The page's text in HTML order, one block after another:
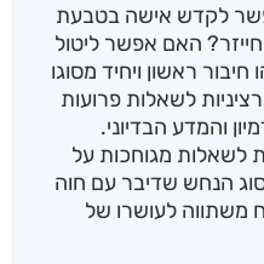
לקדש אישה בטבעת
האם אפשר ליטול
ראשון ויחיד מסוגו
לשאלות פרועות
והמדע הבדיוני.
לשאלות מגוחכות על
הנחש שדיבר עם חוה
משתווה לעושרו של